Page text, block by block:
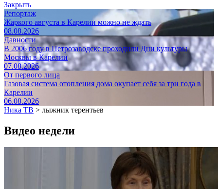
Закрыть
Репортаж
Жаркого августа в Карелии можно не ждать
08.08.2026
Давности
В 2006 году в Петрозаводске проходили Дни культуры
Москвы в Карелии
07.08.2026
От первого лица
Газовая система отопления дома окупает себя за три года в
Карелии
06.08.2026
Ника ТВ > лыжник терентьев
Видео недели